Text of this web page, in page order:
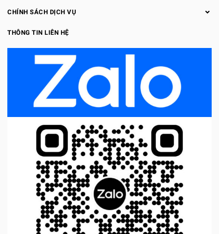
CHÍNH SÁCH DỊCH VỤ
THÔNG TIN LIÊN HỆ